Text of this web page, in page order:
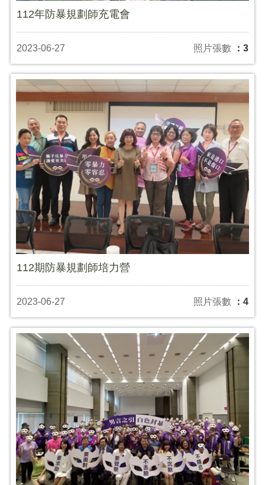
112年防暴規劃師充電會
2023-06-27 照片張數 ：3
112期防暴規劃師培力營
2023-06-27 照片張數 ：4